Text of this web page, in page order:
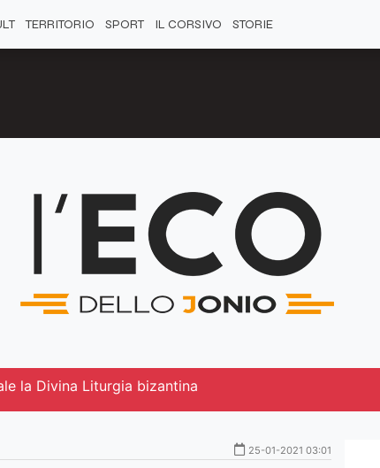
TERRITORIO SPORT IL CORSIVO STORIE
la Divina Liturgia bizantina
25-01-2021 03:01